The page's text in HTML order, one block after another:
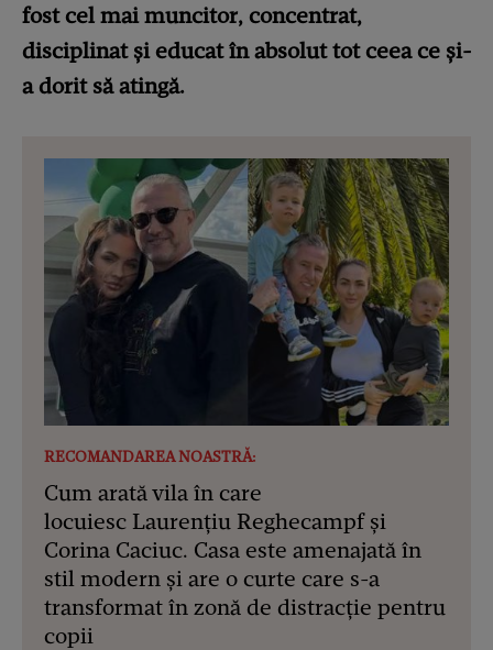
fost cel mai muncitor, concentrat,
disciplinat și educat în absolut tot ceea ce și-
a dorit să atingă.
RECOMANDAREA NOASTRĂ:
Cum arată vila în care
locuiesc Laurențiu Reghecampf și
Corina Caciuc. Casa este amenajată în
stil modern și are o curte care s-a
transformat în zonă de distracție pentru
copii